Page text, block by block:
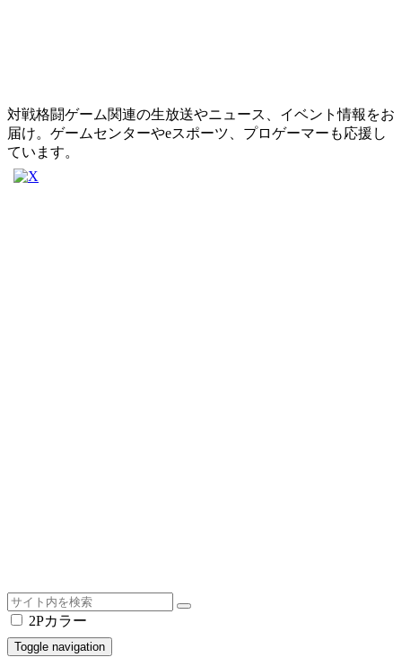
対戦格闘ゲーム関連の生放送やニュース、イベント情報をお
届け。ゲームセンターやeスポーツ、プロゲーマーも応援し
ています。
2Pカラー
Toggle navigation